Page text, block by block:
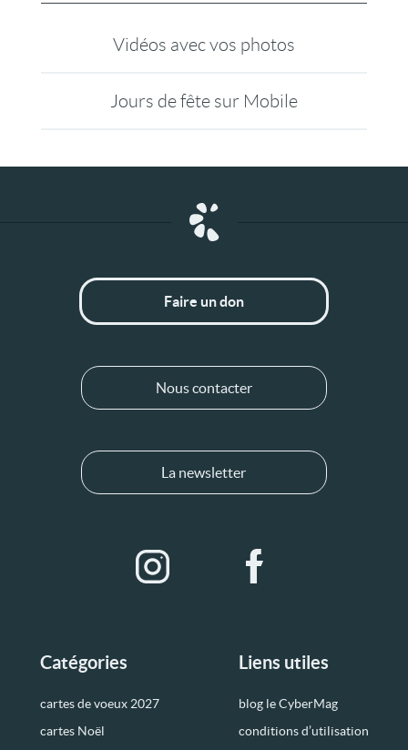
Vidéos avec vos photos
Jours de fête sur Mobile
Catégories
cartes de voeux 2027
cartes Noël
Liens utiles
blog le CyberMag
conditions d’utilisation
Faire un don
Nous contacter
La newsletter